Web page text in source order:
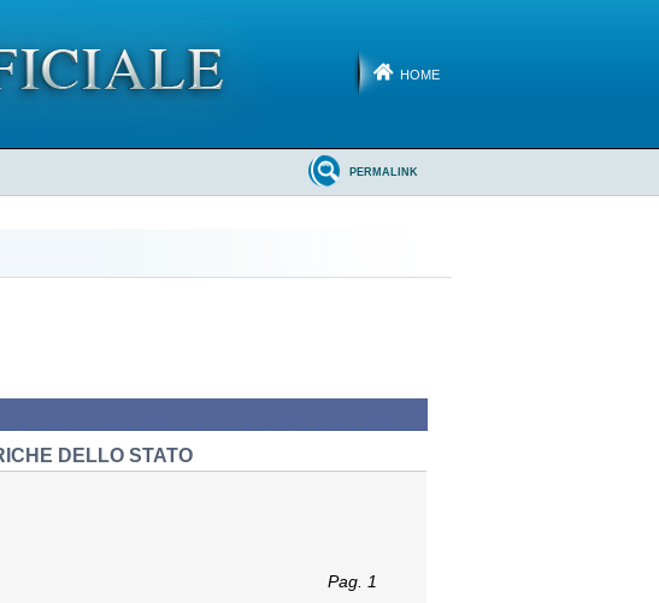
HOME
PERMALINK
DELLO STATO
Pag. 1